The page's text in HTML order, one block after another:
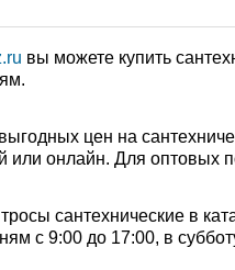
вы можете купить
цен на
или онлайн. Для оптовых
сантехнические в
с 9:00 до 17:00, в